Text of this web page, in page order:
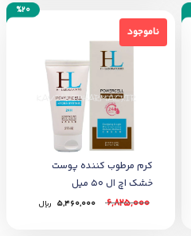
ناموجود
%20
ناموجود
کرم مرطوب کننده پوست
خشک اچ ال 50 میل
6,825,000
5,460,000 ﷼